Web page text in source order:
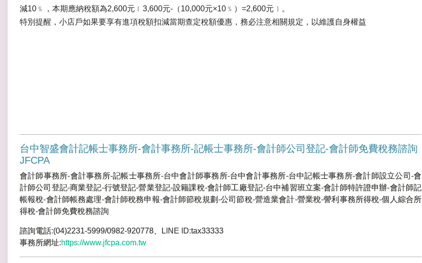
減10﹪，本期應納稅額為2,600元﹝3,600元-（10,000元×10﹪）=2,600元﹞。
特別提醒，小店戶如果要享有進項稅額扣減當期查定稅額優惠，務必注意相關規定，以維護自身權益
台中智盛會計記帳士事務所-會計事務所-記帳士事務所-會計師公司登記-會計師免費稅務諮詢
JFCPA
會計師事務所-會計事務所-記帳士事務所-台中會計師事務所-台中會計事務所-台中記帳士事務所-會計師設立公司-會
計師公司登記-商業登記-行號登記-營業登記-設籍課稅-會計師工廠登記-台中補習班立案-會計師特許證申辦-會計師記
帳報稅-會計師帳務處理-會計師稅務申報-會計師節稅規劃-公司節稅-營造業會計-營業稅-謍利事務所得稅-個人綜合所
得稅-會計師免費稅務諮詢
諮詢電話:(04)2231-5999/0982-920778、LINE ID:tax33333
事務所網址:https://www.jfcpa.com.tw